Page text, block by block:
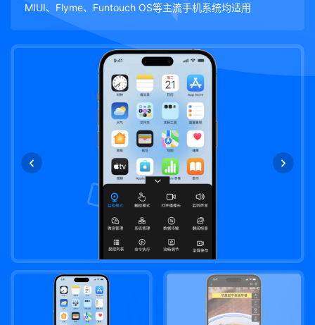
MIUI、Flyme、Funtouch OS等主流手机系统均适用